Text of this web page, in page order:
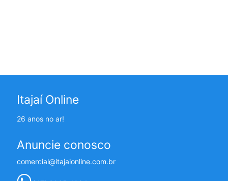
Itajaí Online
26 anos no ar!
Anuncie conosco
comercial@itajaionline.com.br